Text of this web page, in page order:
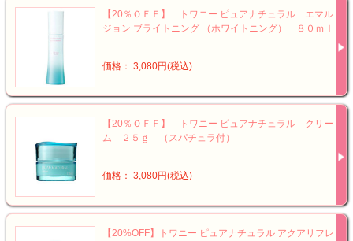
【20％ＯＦＦ】 トワニー ピュアナチュラル エマル
ジョン ブライトニング （ホワイトニング） ８０ｍｌ
価格： 3,080円(税込)
【20％ＯＦＦ】 トワニー ピュアナチュラル クリー
ム ２５ｇ （スパチュラ付）
価格： 3,080円(税込)
【20%OFF】トワニー ピュアナチュラル アクアリフレ